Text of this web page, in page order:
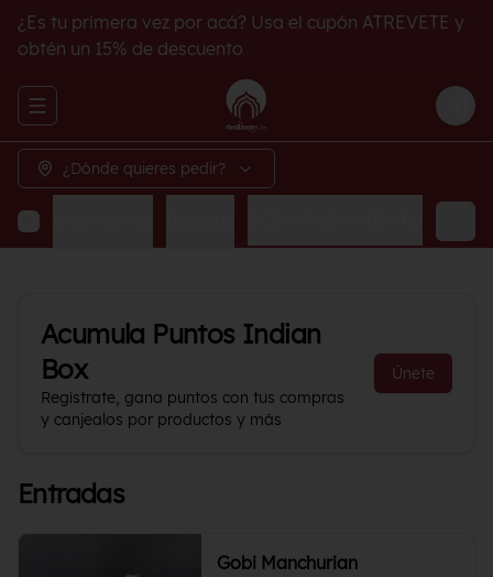
¿Es tu primera vez por acá? Usa el cupón ATREVETE y
obtén un 15% de descuento
Abrir menu de navegación
¿Dónde quieres pedir?
Acumula Puntos Indian
Box
Regístrate, gana puntos con tus compras
y canjealos por productos y más
Únete
Entradas
Gobi Manchurian